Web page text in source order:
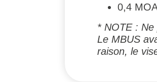
0,4
* NOTE :
Le MBUS
raison, le